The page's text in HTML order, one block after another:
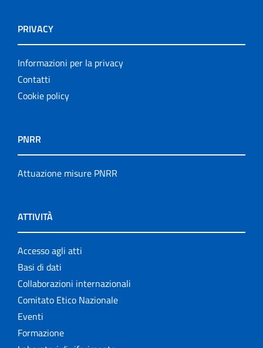
PRIVACY
Informazioni per la privacy
Contatti
Cookie policy
PNRR
Attuazione misure PNRR
ATTIVITÀ
Accesso agli atti
Basi di dati
Collaborazioni internazionali
Comitato Etico Nazionale
Eventi
Formazione